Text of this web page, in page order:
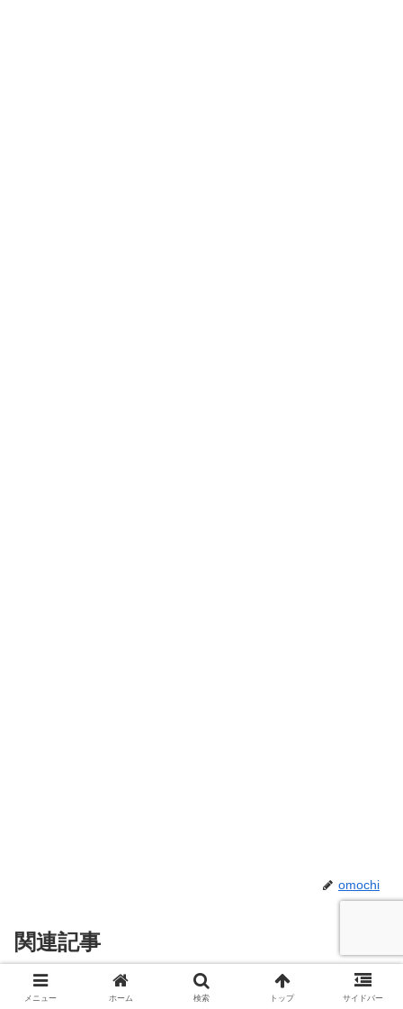
omochi
関連記事
お役立ち豆知識
スーパーで牛脂だけもらうのはダ
メニュー ホーム 検索 トップ サイドバー